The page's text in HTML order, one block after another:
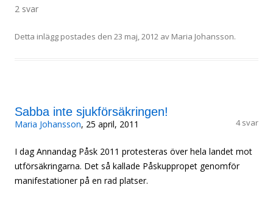
2 svar
Detta inlägg postades den 23 maj, 2012 av Maria Johansson.
Sabba inte sjukförsäkringen!
Maria Johansson, 25 april, 2011 4 svar
I dag Annandag Påsk 2011 protesteras över hela landet mot
utförsäkringarna. Det så kallade Påskuppropet genomför
manifestationer på en rad platser.